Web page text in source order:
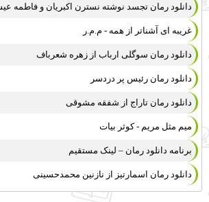
دانلود رمان تجسد نوشته نسترن اکبریان و فاطمه
غریبه ای آشناتر از همه - م.م.ر
دانلود رمان سوگلی ارباب از زهره شعرباف
دانلود رمان رئیس پر دردسر
دانلود رمان تاراج از شفقه مشوقی
میم مثل مریم - کوثر بیات
برنامه دانلود رمان – لینک مستقیم
دانلود رمان اسمارتیز از نازنین محمدحسینی